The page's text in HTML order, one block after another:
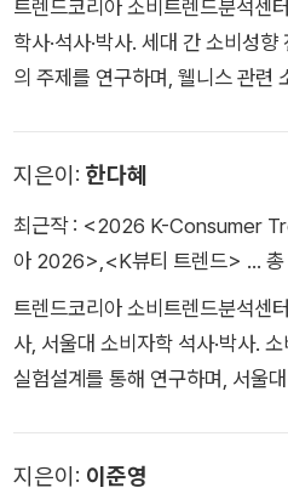
or Korea’s major companies
undai Motors, GS, LH, Amore
collaborates with various
d product development and
o lectures on Consumer
University. She was a visiting
Nine, and the Korean Food
s led numerous consumer
t development projects with
y, she serves as the Chair of
rt, an Advisory Member of the
Council, and a member of
ss Review Committee at
She writes the column ‘Choi
이 된다. 그리고 그러한 존재들이
다. 이 책은 변화를 쫓아온 시간
들’에 대한 탐색이자, 흔들리는
한 실용적인 통찰의 기록이다. 서
고 동 대학에서 석박사 학위를 받
서 ‘소비자심리’, ‘시장환경분석론
있다. 사회변화에 따른 소비지출
연구해왔으며, 현대·삼성 등 다양
반의 미래 전략 기획을 수행하고
상을 수상했다. 지은 책(공저)으로
등 여러 방송에 출연하며 연구와
트렌드코리아 소비트렌드분석센
학사·석사·박사. 세대 간 소비성
의 주제를 연구하며, 웰니스 관련
업과 소비자조사 및 소비트렌드
공원조성추진위원회·국가스마트
주특별자치도개발공사 자문위원
드연구소’ 고정 패널로 출연하며
재하고 있다. Jung Yoon Kwon currently works as a resear
ch fellow at CTC, SNU. She
D degrees in Consumer
intergenerational
지은이: 한다혜
최근작 : <2026 K-Consumer
아 2026>,<K뷰티 트렌드> …
트렌드코리아 소비트렌드분석센
사, 서울대 소비자학 석사·박사.
실험설계를 통해 연구하며, 서울
등재 학술지에 논문들을 게재하
지은이: 이준영